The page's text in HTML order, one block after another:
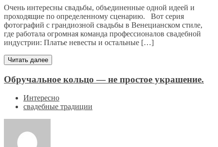
Очень интересны свадьбы, объединенные одной идеей и
проходящие по определенному сценарию. Вот серия
фотографий с грандиозной свадьбы в Венецианском стиле,
где работала огромная команда профессионалов свадебной
индустрии: Платье невесты и остальные […]
Читать далее
Обручальное кольцо — не простое украшение.
Интересно
свадебные традиции